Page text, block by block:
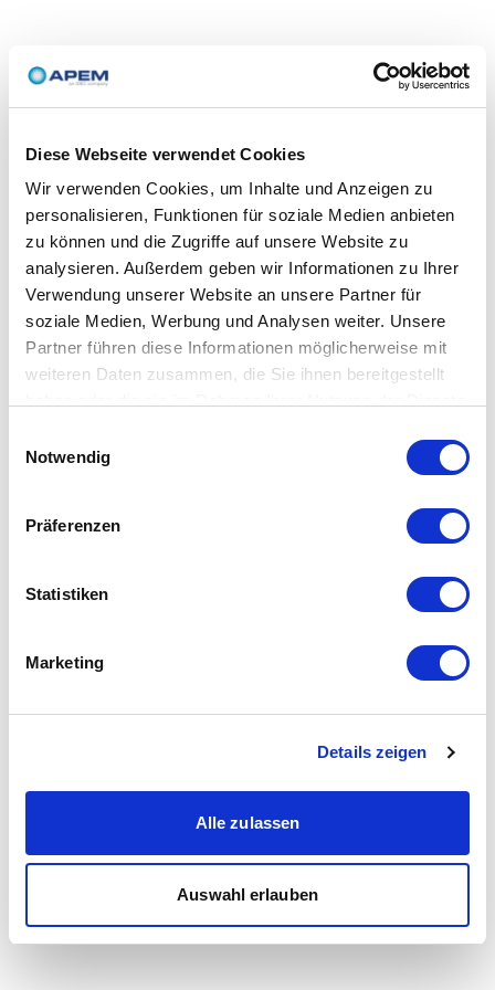
Diese Webseite verwendet Cookies
Wir verwenden Cookies, um Inhalte und Anzeigen zu
personalisieren, Funktionen für soziale Medien anbieten
zu können und die Zugriffe auf unsere Website zu
analysieren. Außerdem geben wir Informationen zu Ihrer
Verwendung unserer Website an unsere Partner für
soziale Medien, Werbung und Analysen weiter. Unsere
Partner führen diese Informationen möglicherweise mit
weiteren Daten zusammen, die Sie ihnen bereitgestellt
Notwendig
Präferenzen
Statistiken
Marketing
Details zeigen
Alle zulassen
Auswahl erlauben